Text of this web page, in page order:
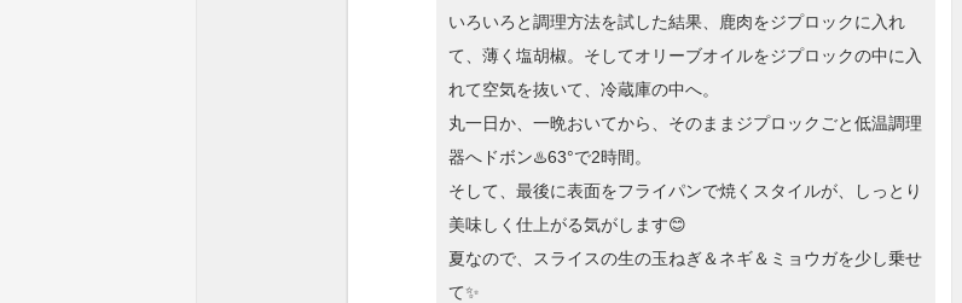
いろいろと調理方法を試した結果、鹿肉をジプロックに入れ
て、薄く塩胡椒。そしてオリーブオイルをジプロックの中に入
れて空気を抜いて、冷蔵庫の中へ。
丸一日か、一晩おいてから、そのままジプロックごと低温調理
器へドボン♨️63°で2時間。
そして、最後に表面をフライパンで焼くスタイルが、しっとり
美味しく仕上がる気がします😊
夏なので、スライスの生の玉ねぎ＆ネギ＆ミョウガを少し乗せ
て✨